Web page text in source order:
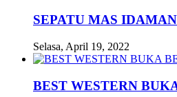
SEPATU MAS
Selasa, April 19, 2022
BEST WESTERN